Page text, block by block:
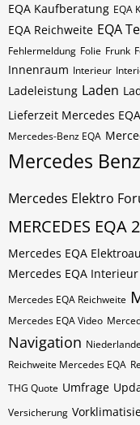
EQA Kaufberatung EQA
EQA Reichweite EQA
Fehlermeldung Folie Frunk
Innenraum Interieur
Ladeleistung Laden
Lieferzeit Mercedes EQA
Mercedes-Benz EQA
Mercedes
Mercedes Elektro
MERCEDES EQA
Mercedes EQA
Mercedes EQA Interieur
Mercedes EQA Reichweite
Mercedes EQA Video
Navigation
Reichweite Mercedes EQA
THG Quote Umfrage
Versicherung